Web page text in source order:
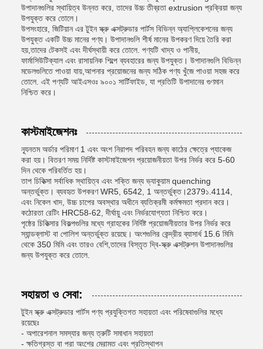
উপাদানগুলির স্থায়িত্ব উন্নত করে, তাদের উচ্চ তীব্রতা extrusion প্রক্রিয়া জন্য
উপযুক্ত করে তোলে।
উপসংহারে, জিটিয়ান এর টুইন স্ক্রু এক্সট্রুডার পার্টস বিভিন্ন অ্যাপ্লিকেশনের জন্য
উপযুক্ত একটি উচ্চ মানের পণ্য। উপাদানগুলি শীর্ষ মানের উপকরণ দিয়ে তৈরি করা
হয়,তাদের টেকসই এবং দীর্ঘস্থায়ী করে তোলে. পণ্যটি খাদ্য ও পানীয়,
ফার্মাসিউটিক্যাল এবং রাসায়নিক শিল্পে ব্যবহারের জন্য উপযুক্ত। উপাদানগুলি বিভিন্ন
মডেলগুলিতে পাওয়া যায়,আপনার প্রয়োজনের জন্য সঠিক পণ্য খুঁজে পাওয়া সহজ করে
তোলে. এই পণ্যটি আইএসওঃ ৯০০১ সার্টিফাইড, যা প্রতিটি উপাদানের গুণমান
নিশ্চিত করে।
কাস্টমাইজেশনঃ
ন্যূনতম অর্ডার পরিমাণ 1 এবং অংশ নিরাপদ পরিবহন জন্য কাঠের ক্ষেত্রে প্যাকেজ
করা হয়। বিতরণ সময় নির্দিষ্ট কাস্টমাইজেশন প্রয়োজনীয়তা উপর নির্ভর করে 5-60
দিন থেকে পরিবর্তিত হয়।
তাপ চিকিত্সা সর্বাধিক স্থায়িত্ব এবং শক্তি জন্য ভ্যাকুয়াম quenching
অন্তর্ভুক্ত। ব্যবহৃত উপকরণ WR5, 6542, 1 অন্তর্ভুক্ত।2379১.4114,
এবং নিকেল খাদ, উচ্চ চাপের অবস্থার অধীনে ব্যতিক্রমী কর্মক্ষমতা প্রদান করে।
কঠোরতা রেটিং HRC58-62, দীর্ঘায়ু এবং নির্ভরযোগ্যতা নিশ্চিত করে।
পৃষ্ঠের চিকিত্সার বিকল্পগুলির মধ্যে গ্রাহকের নির্দিষ্ট প্রয়োজনীয়তার উপর নির্ভর করে
স্যান্ডব্লাস্ট বা পোলিশ অন্তর্ভুক্ত রয়েছে। অংশগুলির কেন্দ্রীয় ব্যাসার্ধ 15.6 মিমি
থেকে 350 মিমি এবং তারও বেশি,তাদের বিস্তৃত দ্বি-স্ক্রু এক্সট্রুশন উপাদানগুলির
জন্য উপযুক্ত করে তোলে.
সহায়তা ও সেবা:
টুইন স্ক্রু এক্সট্রুডার পার্টস পণ্য প্রযুক্তিগত সহায়তা এবং পরিষেবাগুলির মধ্যে
রয়েছেঃ
- অপারেশনাল সমস্যার জন্য ত্রুটি সমাধান সহায়তা
- ক্ষতিগ্রস্ত বা পরা অংশের মেরামত এবং প্রতিস্থাপন